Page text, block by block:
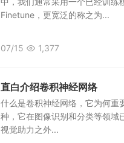
Finetune，更宽泛的称之为...
07/15 1,377
直白介绍卷积神经网络
什么是卷积神经网络，它为何
种，它在图像识别和分类等领域
视觉助力之外...